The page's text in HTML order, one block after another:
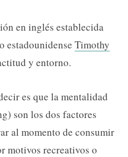
en inglés establecida
estadounidense Timothy
y entorno.
es que la mentalidad
son los dos factores
al momento de consumir
motivos recreativos o